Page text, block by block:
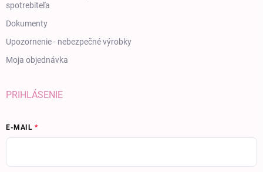
spotrebiteľa
Dokumenty
Upozornenie - nebezpečné výrobky
Moja objednávka
PRIHLÁSENIE
E-MAIL